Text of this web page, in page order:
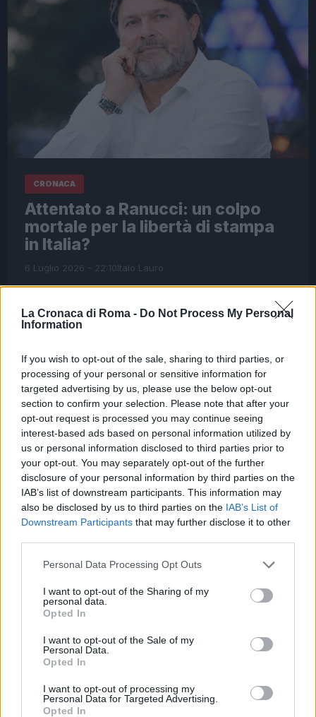
La Cronaca di Roma - Do Not Process My Personal
Information
If you wish to opt-out of the sale, sharing to third parties, or
processing of your personal or sensitive information for
targeted advertising by us, please use the below opt-out
section to confirm your selection. Please note that after your
opt-out request is processed you may continue seeing
interest-based ads based on personal information utilized by
us or personal information disclosed to third parties prior to
your opt-out. You may separately opt-out of the further
disclosure of your personal information by third parties on the
IAB’s list of downstream participants. This information may
also be disclosed by us to third parties on the IAB’s List of
Downstream Participants that may further disclose it to other
Please note that this website/app uses one or more Google
not limited to your visit or usage behaviour. You may click to
grant or deny consent to Google and its third-party tags to
use your data for below specified purposes in below Google
consent section.
Personal Data Processing Opt Outs
I want to opt-out of the Sharing of my
personal data.
Opted In
I want to opt-out of the Sale of my
Personal Data.
Opted In
I want to opt-out of processing my
Personal Data for Targeted Advertising.
Opted In
CRONACA
Attentato a Ranucci: un colpo
mortale per la libertà di stampa
in Italia?
6 Luglio 2026 - 22:10Italo Lauro
Quando un giornalista viene attaccato, non è solo
la sua vita a essere in pericolo, ma anche quella
della verità. L’attentato a Sigfrido Ranucci, noto
Leggi l’articolo →
CRONACA
Attentato a Ranucci: un segnale
inquietante per la libertà di
stampa in Italia